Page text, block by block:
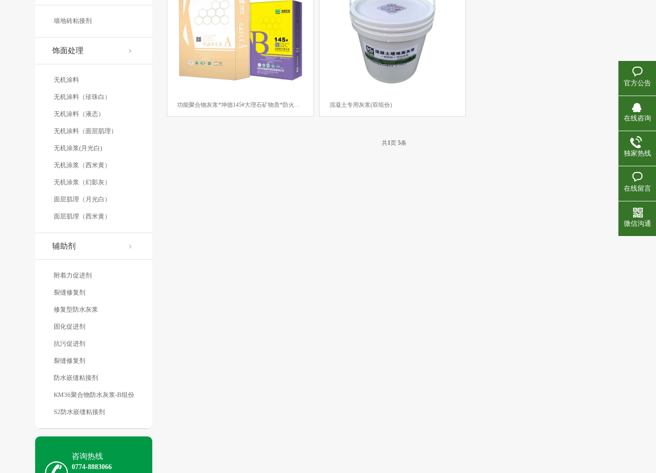
生产区 展示区 原材料区 致敬 推广 调研 认证 消防 习俗 新气象 元宵节
企业 新年祝福
墙地砖粘接剂
饰面处理
无机涂料
无机涂料（珍珠白）
无机涂料（液态）
无机涂料（面层肌理）
无机涂浆(月光白)
无机涂浆（西米黄）
无机涂浆（幻影灰）
面层肌理（月光白）
面层肌理（西米黄）
辅助剂
附着力促进剂
裂缝修复剂
修复型防水灰浆
固化促进剂
抗污促进剂
裂缝修复剂
防水嵌缝粘接剂
KM36聚合物防水灰浆-B组份
S2防水嵌缝粘接剂
咨询热线
0774-8883066
功能聚合物灰浆*坤德145#大理石矿物质*防火抗渗*双组份干粉*保温型灰浆 混凝土专用灰浆(双组份)
共1页 5条
官方公告
在线咨询
独家热线
在线留言
微信沟通